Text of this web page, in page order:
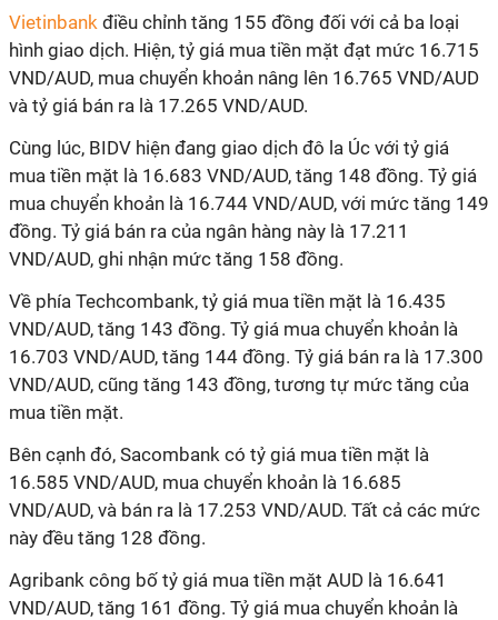
Vietinbank điều chỉnh tăng 155 đồng đối với cả ba loại
hình giao dịch. Hiện, tỷ giá mua tiền mặt đạt mức 16.715
VND/AUD, mua chuyển khoản nâng lên 16.765 VND/AUD
và tỷ giá bán ra là 17.265 VND/AUD.
Cùng lúc, BIDV hiện đang giao dịch đô la Úc với tỷ giá
mua tiền mặt là 16.683 VND/AUD, tăng 148 đồng. Tỷ giá
mua chuyển khoản là 16.744 VND/AUD, với mức tăng 149
đồng. Tỷ giá bán ra của ngân hàng này là 17.211
VND/AUD, ghi nhận mức tăng 158 đồng.
Về phía Techcombank, tỷ giá mua tiền mặt là 16.435
VND/AUD, tăng 143 đồng. Tỷ giá mua chuyển khoản là
16.703 VND/AUD, tăng 144 đồng. Tỷ giá bán ra là 17.300
VND/AUD, cũng tăng 143 đồng, tương tự mức tăng của
mua tiền mặt.
Bên cạnh đó, Sacombank có tỷ giá mua tiền mặt là
16.585 VND/AUD, mua chuyển khoản là 16.685
VND/AUD, và bán ra là 17.253 VND/AUD. Tất cả các mức
này đều tăng 128 đồng.
Agribank công bố tỷ giá mua tiền mặt AUD là 16.641
VND/AUD, tăng 161 đồng. Tỷ giá mua chuyển khoản là